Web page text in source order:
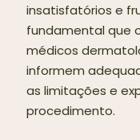
insatisfatórios e
fundamental que
médicos
informem
as limitações e
procedimento.